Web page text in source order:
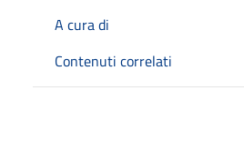
A cura di
Contenuti correlati